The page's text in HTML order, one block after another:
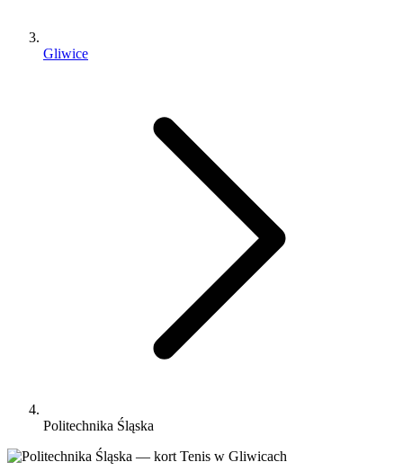
Gliwice
Politechnika Śląska